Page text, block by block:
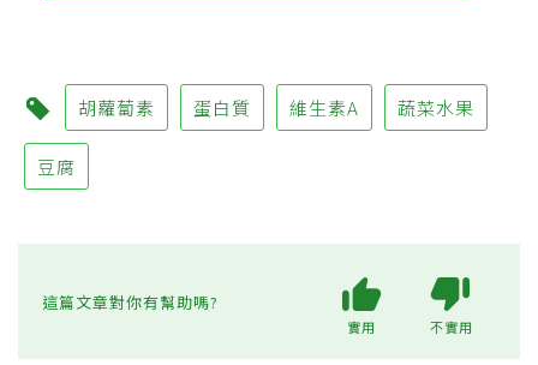
胡蘿蔔素 蛋白質 維生素A 蔬菜水果
豆腐
這篇文章對你有幫助嗎?
實用 不實用